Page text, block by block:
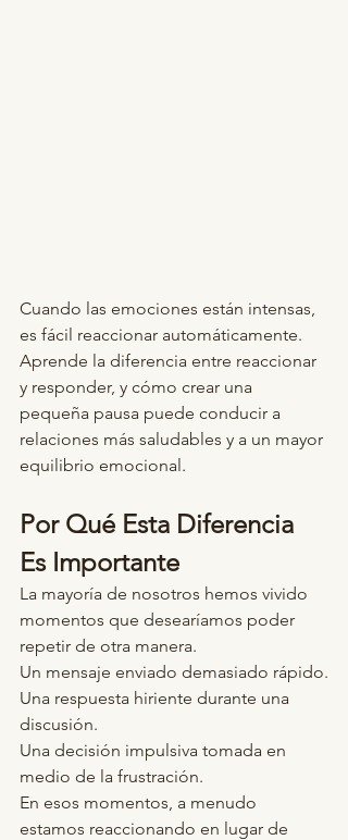
Cuando las emociones están intensas,
es fácil reaccionar automáticamente.
Aprende la diferencia entre reaccionar
y responder, y cómo crear una
pequeña pausa puede conducir a
relaciones más saludables y a un mayor
equilibrio emocional.
Por Qué Esta Diferencia
Es Importante
La mayoría de nosotros hemos vivido
momentos que desearíamos poder
repetir de otra manera.
Un mensaje enviado demasiado rápido.
Una respuesta hiriente durante una
discusión.
Una decisión impulsiva tomada en
medio de la frustración.
En esos momentos, a menudo
estamos reaccionando en lugar de